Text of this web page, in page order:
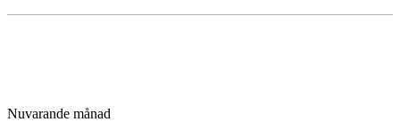
Nuvarande månad